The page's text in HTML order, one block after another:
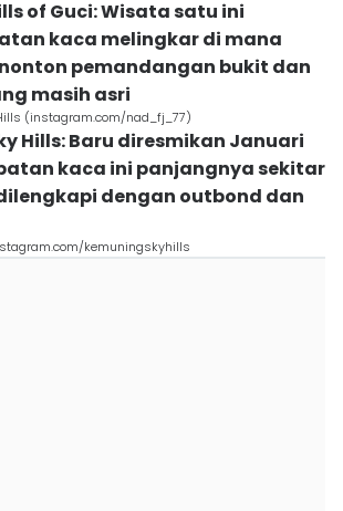
of Guci: Wisata satu ini
kaca melingkar di mana
pemandangan bukit dan
masih asri
(instagram.com/nad_fj_77)
Hills: Baru diresmikan Januari
kaca ini panjangnya sekitar
dengan outbond dan
kemuningskyhills